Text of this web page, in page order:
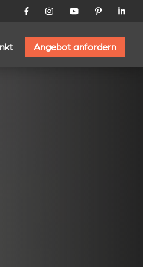
Angebot anfordern